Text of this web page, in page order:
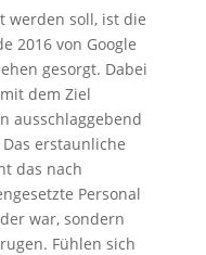
werden soll, ist die
2016 von Google
gesorgt. Dabei
dem Ziel
ausschlaggebend
erstaunliche
das nach
Personal
war, sondern
Fühlen sich